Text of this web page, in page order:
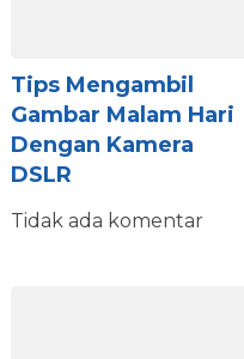
Tips Mengambil
Gambar Malam Hari
Dengan Kamera
DSLR
Tidak ada komentar